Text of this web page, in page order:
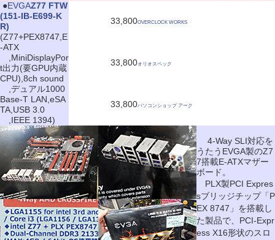
●EVGAZ77 FTW
(151-IB-E699-K
R)
(Z77+PEX8747,E
-ATX
,MiniDisplayPor
t出力(要GPU内蔵
CPU),8ch sound
,デュアル1000
Base-T LAN,eSA
TA,USB 3.0
,IEEE 1394)
33,800OVERCLOCK WORKS
33,800オリオスペック
33,800パソコンショップ アーク
4-Way SLI対応を
うたうEVGA製のZ7
7搭載E-ATXマザー
ボード。
PLX製PCI Expres
sブリッジチップ「P
EX 8747」を搭載し
た製品で、PCI-Expr
ess X16形状のスロ